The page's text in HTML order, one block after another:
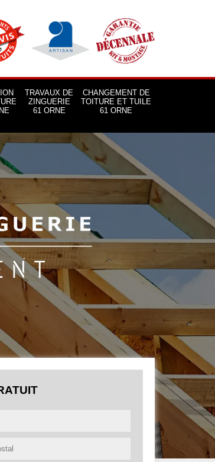
TRAVAUX DE
ZINGUERIE
61 ORNE
CHANGEMENT DE
TOITURE ET TUILE
61 ORNE